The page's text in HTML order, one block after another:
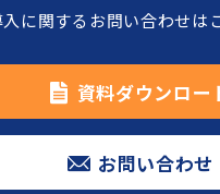
に関するお問い合わせは
資料ダウンロー
お問い合わせ